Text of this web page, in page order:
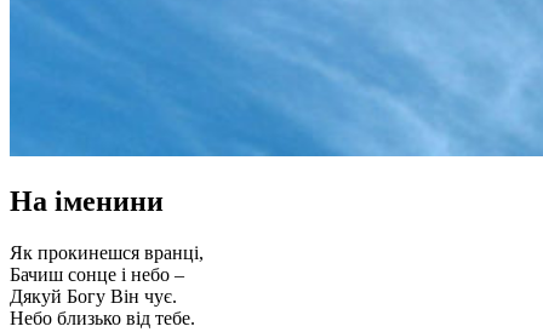
На іменини
Як прокинешся вранці,
Бачиш сонце і небо –
Дякуй Богу Він чує.
Небо близько від тебе.